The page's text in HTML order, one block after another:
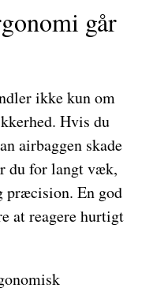
går
ikke kun om
Hvis du
airbaggen skade
du for langt væk,
præcision. En god
at reagere hurtigt